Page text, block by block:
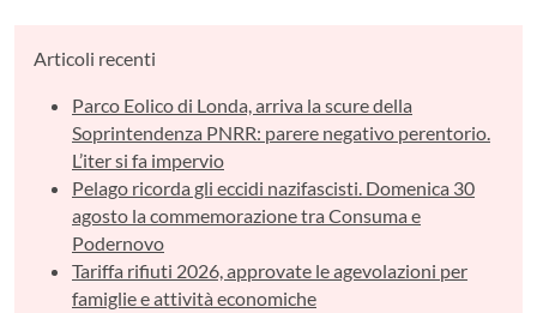
Articoli recenti
Parco Eolico di Londa, arriva la scure della
Soprintendenza PNRR: parere negativo perentorio.
L’iter si fa impervio
Pelago ricorda gli eccidi nazifascisti. Domenica 30
agosto la commemorazione tra Consuma e
Podernovo
Tariffa rifiuti 2026, approvate le agevolazioni per
famiglie e attività economiche